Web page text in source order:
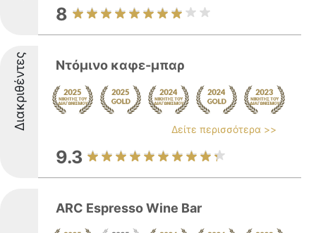
8
Διακριθέντες Ντόμινο καφε-μπαρ
Δείτε περισσότερα >>
9.3
ARC Espresso Wine Bar